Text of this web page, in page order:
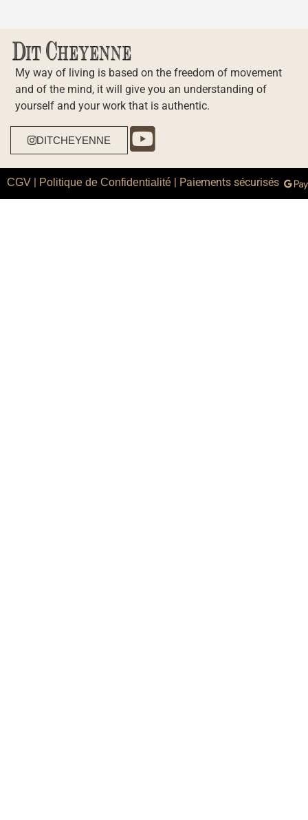
My way of living is based on the freedom of movement
and of the mind, it will give you an understanding of
yourself and your work that is authentic.
DITCHEYENNE
CGV | Politique de Confidentialité | Paiements sécurisés